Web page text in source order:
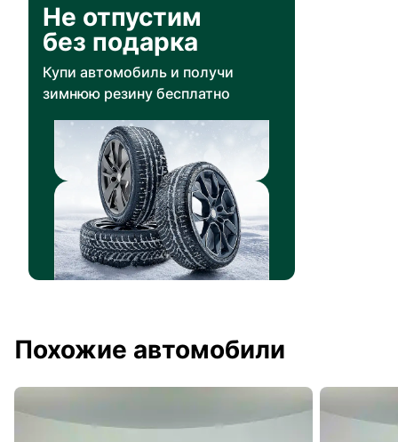
Не отпустим
без подарка
Купи автомобиль и получи
зимнюю резину бесплатно
Похожие автомобили